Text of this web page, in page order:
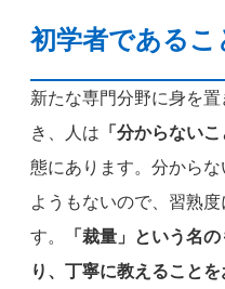
初学者である
新たな専門分野に身を
き、人は 「分からない
態にあります。分から
ようもないので、習熟
す。
「裁量」という名
り、丁寧に教えること